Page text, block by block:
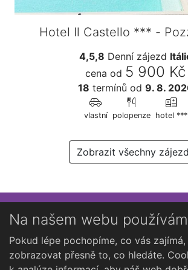
Hotel Il Castello *** -
4,5,8 Denní zájezd
cena od 5 900 Kč
18 termínů od 9. 8.
vlastní polopenze hotel ***
Zobrazit všechny
Přihlaste se k newsletteru
Chcete dostávat občasné novinky o
Na našem webu
Pokud lépe pochopíme, co vás
zobrazovat přesně to, co hledáte.